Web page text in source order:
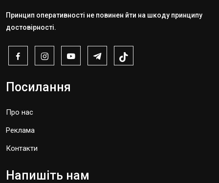
Принцип оперативності не повинен йти на шкоду принципу
достовірності.
Посилання
Про нас
Реклама
Контакти
Напишіть нам